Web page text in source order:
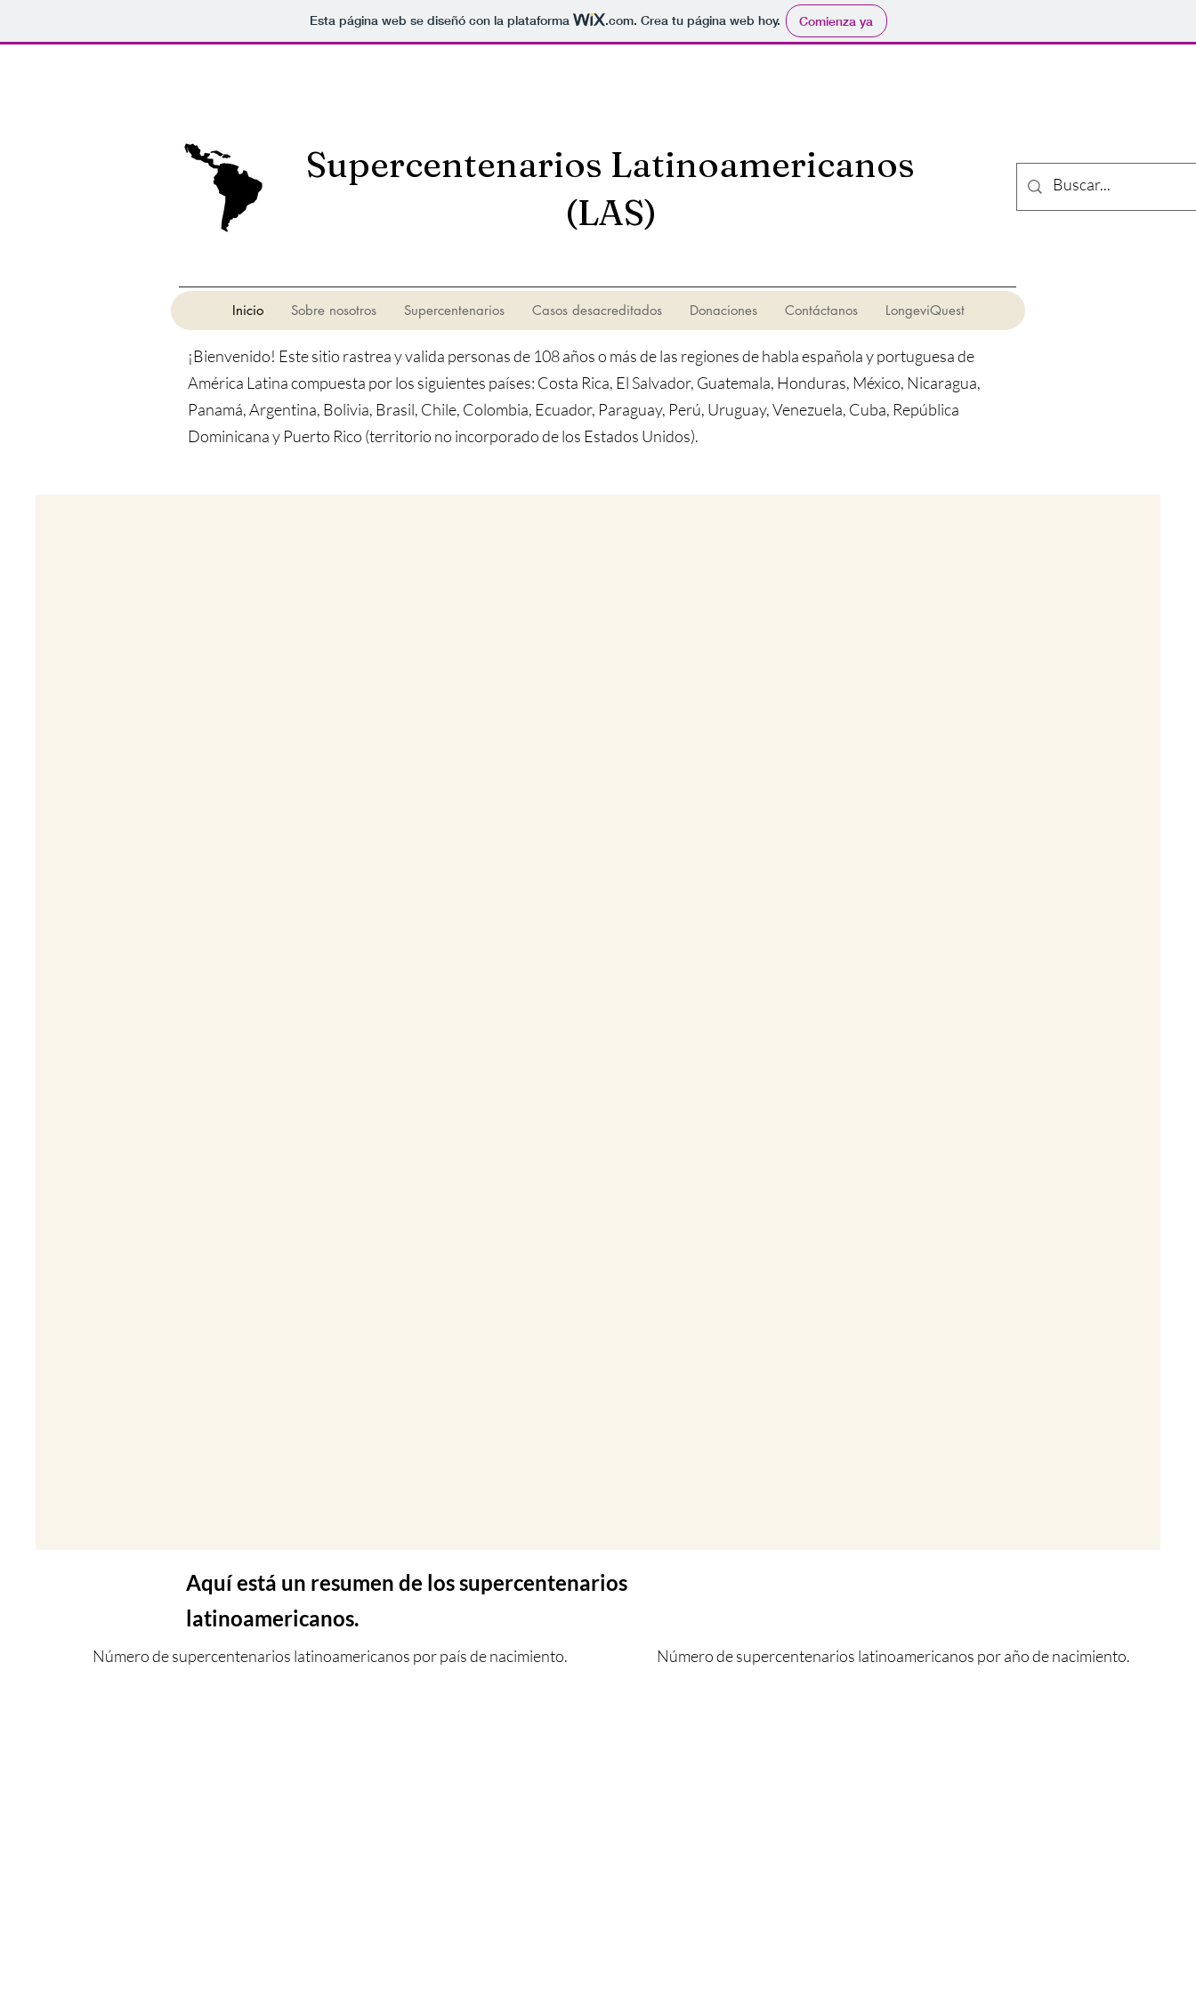
Esta página web se diseñó con la plataforma .com. Crea tu página web hoy. Comienza ya
Supercentenarios Latinoamericanos
(LAS)
Inicio Sobre nosotros Supercentenarios Casos desacreditados Donaciones Contáctanos LongeviQuest
¡Bienvenido! Este sitio rastrea y valida personas de 108 años o más de las regiones de habla española y portuguesa de
América Latina compuesta por los siguientes países: Costa Rica, El Salvador, Guatemala, Honduras, México, Nicaragua,
Panamá, Argentina, Bolivia, Brasil, Chile, Colombia, Ecuador, Paraguay, Perú, Uruguay, Venezuela, Cuba, República
Dominicana y Puerto Rico (territorio no incorporado de los Estados Unidos).
Aquí está un resumen de los supercentenarios
latinoamericanos.
Número de supercentenarios latinoamericanos por año de nacimiento.
Número de supercentenarios latinoamericanos por país de nacimiento.